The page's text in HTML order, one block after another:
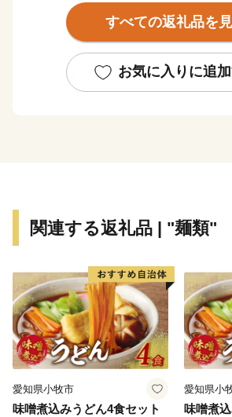
伊勢本街道の宿場町として栄え、当時
伝える街並みは、古の旅人の思いを今
平成18年1月の合併によって「宇陀市
は、日々新たな歴史を刻んでいます。
すべての返礼品を
お気に入りに追
関連する返礼品 | "麺類"
愛知県小牧市
味噌煮込みうどん4食セット
愛知県小
味噌煮